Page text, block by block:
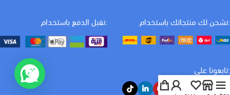
:نقبل الدفع باستخدام :نشحن لك منتجاتك باستخدام
:تابعونا علي
كيف يمكننا المساعدة اليوم؟